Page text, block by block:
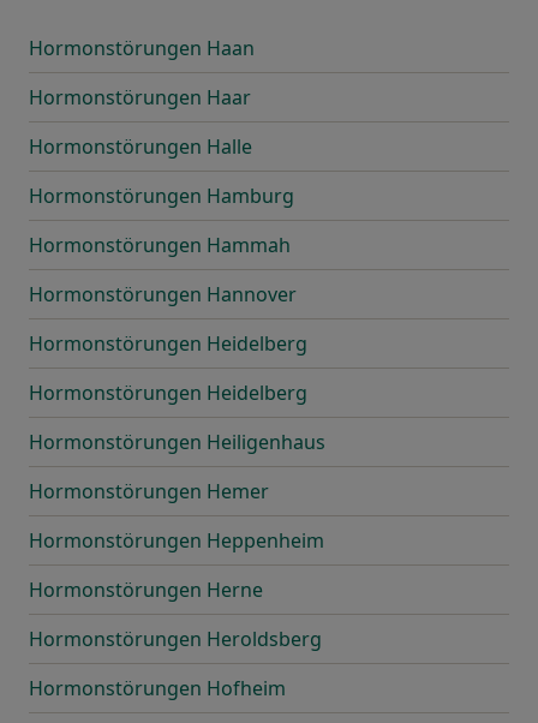
Hormonstörungen Haan
Hormonstörungen Haar
Hormonstörungen Halle
Hormonstörungen Hamburg
Hormonstörungen Hammah
Hormonstörungen Hannover
Hormonstörungen Heidelberg
Hormonstörungen Heidelberg
Hormonstörungen Heiligenhaus
Hormonstörungen Hemer
Hormonstörungen Heppenheim
Hormonstörungen Herne
Hormonstörungen Heroldsberg
Hormonstörungen Hofheim